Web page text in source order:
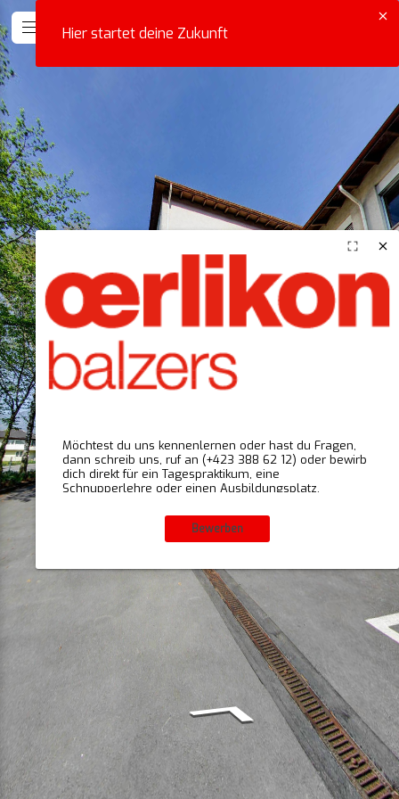
Hier startet deine Zukunft
Möchtest du uns kennenlernen oder hast du Fragen,
dann schreib uns, ruf an (+423 388 62 12) oder bewirb
dich direkt für ein Tagespraktikum, eine
Schnupperlehre oder einen Ausbildungsplatz.
Bewerben